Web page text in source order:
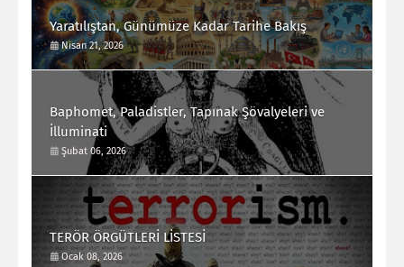
Yaratılıştan, Günümüze Kadar Tarihe Bakış
Nisan 21, 2026
Baphomet, Paladistler, Tapınak Şövalyeleri ve
İlluminati
Şubat 06, 2026
TERÖR ÖRGÜTLERİ LİSTESİ
Ocak 08, 2026